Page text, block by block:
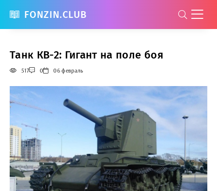
FONZIN.CLUB
Танк КВ-2: Гигант на поле боя
517 0 06 февраль